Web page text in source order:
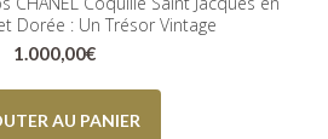
Dorée : Un Trésor Vintage
1.000,00€
AU PANIER